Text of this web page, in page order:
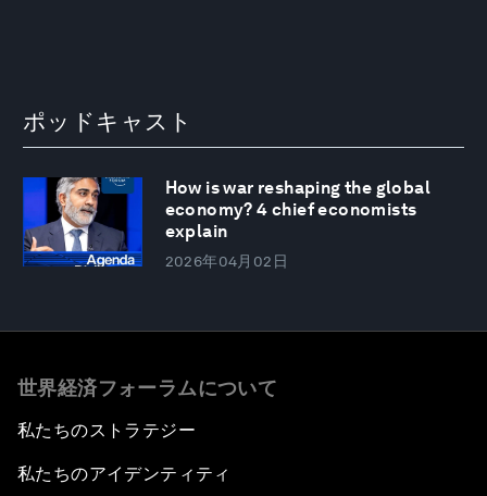
ポッドキャスト
How is war reshaping the global
economy? 4 chief economists
explain
2026年04月02日
世界経済フォーラムについて
私たちのストラテジー
私たちのアイデンティティ